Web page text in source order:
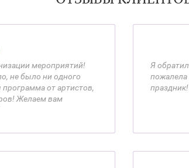
мероприятий!
не было ни одного
от артистов,
Желаем вам
Я
пожалела
праздник!